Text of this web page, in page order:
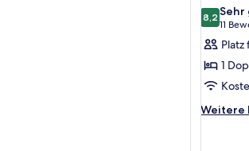
für
(Lounge
Plus)
8,28,2 von
Sehr
11
(11
Platz
1
Weitere
Weitere